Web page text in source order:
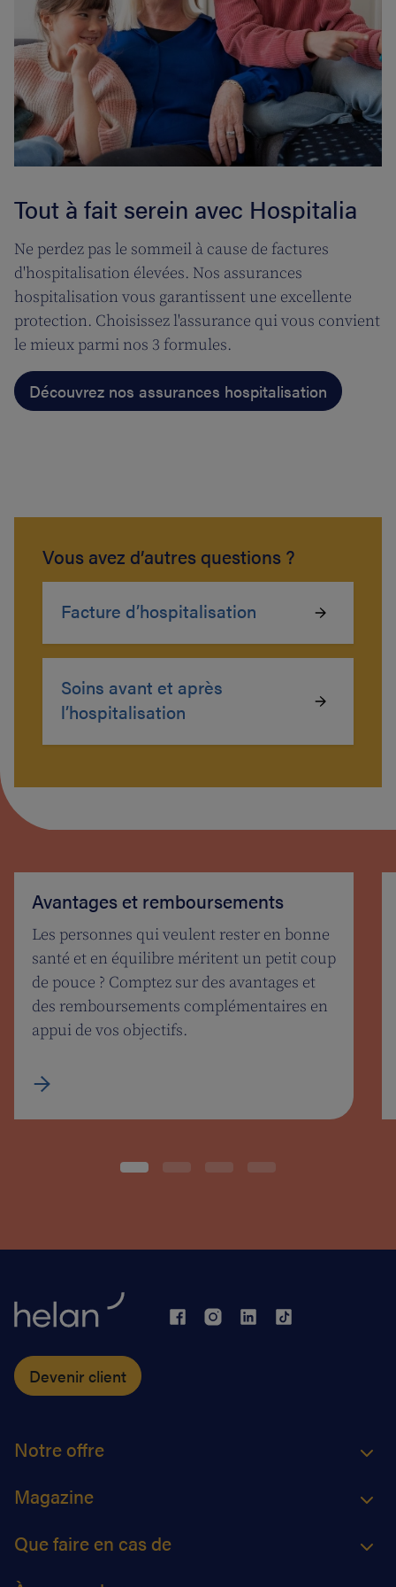
Tout à fait serein avec Hospitalia
Ne perdez pas le sommeil à cause de factures
d'hospitalisation élevées. Nos assurances
hospitalisation vous garantissent une excellente
protection. Choisissez l'assurance qui vous convient
le mieux parmi nos 3 formules.
Découvrez nos assurances hospitalisation
Vous avez d’autres questions ?
Facture d’hospitalisation
Soins avant et après
l’hospitalisation
Avantages et remboursements
Les personnes qui veulent rester en bonne
santé et en équilibre méritent un petit coup
de pouce ? Comptez sur des avantages et
des remboursements complémentaires en
appui de vos objectifs.
Devenir client
Notre offre
Magazine
Que faire en cas de